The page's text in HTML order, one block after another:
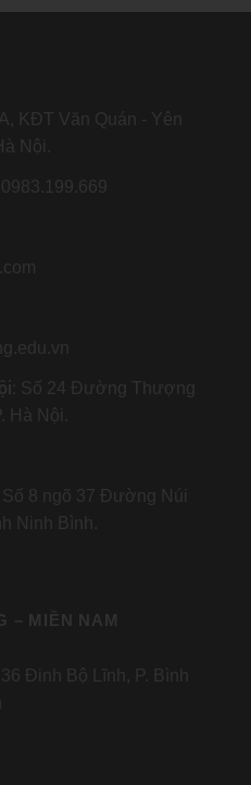
giới. Vì vậy nếu đi du học
chọn các trường đại học ở
bạn cùng tham khảo.
KĐT Văn Quán - Yên
Nội.
Số 24 Đường Thượng
Hà Nội.
Số 8 ngõ 37 Đường Núi
Ninh Bình.
– MIỀN NAM
Đinh Bộ Lĩnh, P. Bình